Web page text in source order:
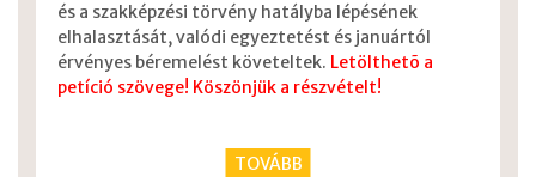
és a szakképzési törvény hatályba lépésének
elhalasztását, valódi egyeztetést és januártól
érvényes béremelést követeltek. Letölthetõ a
petíció szövege! Köszönjük a részvételt!
TOVÁBB